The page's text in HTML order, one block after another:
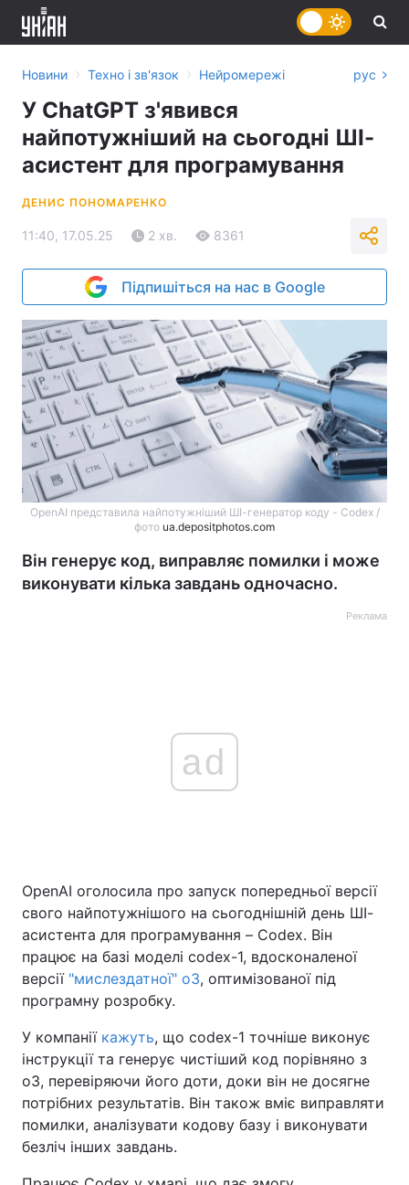
Головна Війна
Україна Політика
Економіка Світ
Техно і зв'язок Лайт
Зброя Інциденти
Здоров'я Туризм
Цікавинки Погода
Новини › Техно і зв'язок › Нейромережі рус
У ChatGPT з'явився
найпотужніший на сьогодні ШІ-
асистент для програмування
ДЕНИС ПОНОМАРЕНКО
11:40, 17.05.25 2 хв. 8361
Підпишіться на нас в Google
OpenAI представила найпотужніший ШІ-генератор коду - Codex /
фото ua.depositphotos.com
Він генерує код, виправляє помилки і може
виконувати кілька завдань одночасно.
Реклама
ad
OpenAI оголосила про запуск попередньої версії
свого найпотужнішого на сьогоднішній день ШІ-
асистента для програмування – Codex. Він
працює на базі моделі codex-1, вдосконаленої
версії"мислездатної" о3, оптимізованої під
програмну розробку.
У компанії кажуть, що codex-1 точніше виконує
інструкції та генерує чистіший код порівняно з
o3, перевіряючи його доти, доки він не досягне
потрібних результатів. Він також вміє виправляти
помилки, аналізувати кодову базу і виконувати
безліч інших завдань.